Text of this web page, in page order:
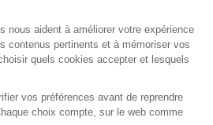
des données
de confidentialité
nous aident à améliorer votre expérience
contenus pertinents et à mémoriser vos
quels cookies accepter et lesquels
vos préférences avant de reprendre
choix compte, sur le web comme